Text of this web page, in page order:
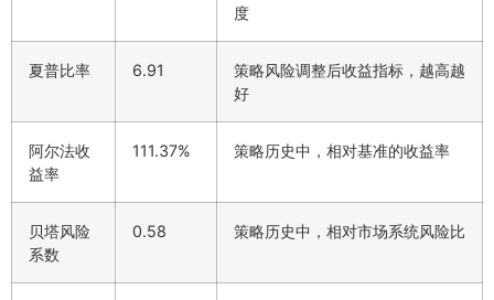
度
夏普比率 6.91
策略风险调整后收益指标，越高越
好
阿尔法收
益率
111.37% 策略历史中，相对基准的收益率
贝塔风险
系数
0.58 策略历史中，相对市场系统风险比